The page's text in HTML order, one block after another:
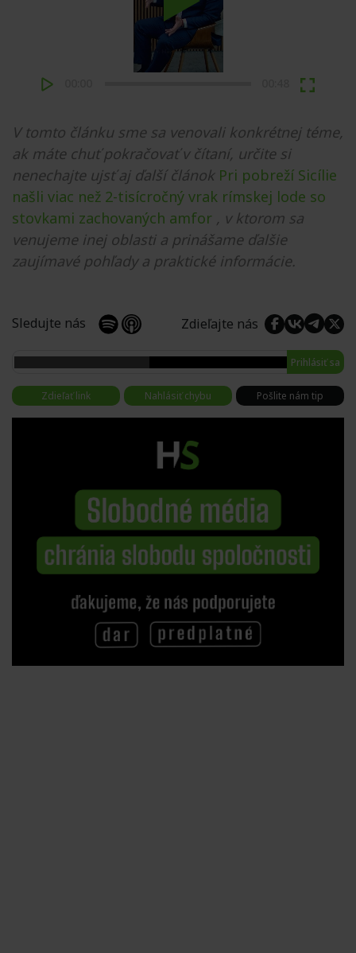
Play
V tomto článku sme sa venovali konkrétnej téme,
ak máte chuť pokračovať v čítaní, určite si
nenechajte ujsť aj ďalší článok Pri pobreží Sicílie
našli viac než 2-tisícročný vrak rímskej lode so
stovkami zachovaných amfor , v ktorom sa
venujeme inej oblasti a prinášame ďalšie
zaujímavé pohľady a praktické informácie.
Sledujte nás Zdieľajte nás
Prihlásiť sa
Zdieľať link Nahlásiť chybu Pošlite nám tip